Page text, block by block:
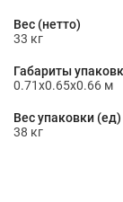
Вес (нетто)
33 кг
Габариты
0.71x0.65x0.66 м
Вес упаковки (ед)
38 кг